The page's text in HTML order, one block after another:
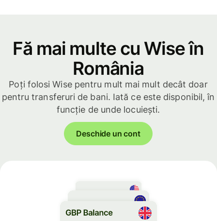
Fă mai multe cu Wise în
România
Poți folosi Wise pentru mult mai mult decât doar
pentru transferuri de bani. Iată ce este disponibil, în
funcție de unde locuiești.
Deschide un cont